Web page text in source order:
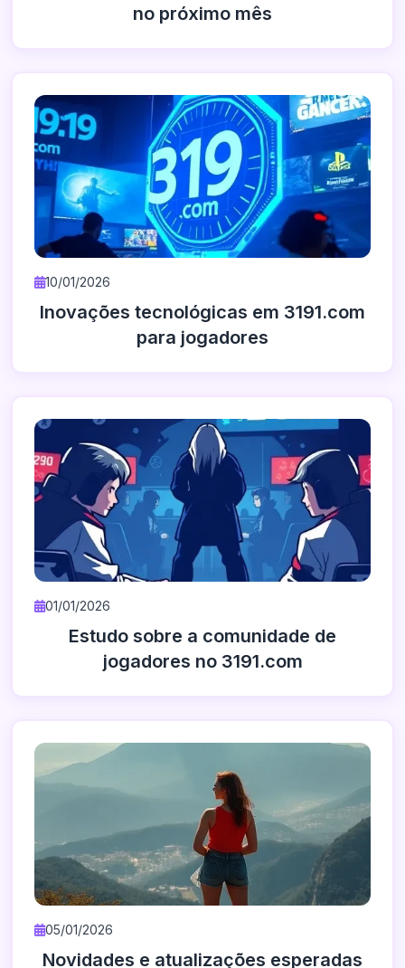
no próximo mês
10/01/2026
Inovações tecnológicas em 3191.com
para jogadores
01/01/2026
Estudo sobre a comunidade de
jogadores no 3191.com
05/01/2026
Novidades e atualizações esperadas